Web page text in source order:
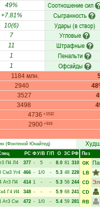
49% Соотношение сил
+7.81% Сыгранность
10(6) Удары (в створ)
7 Угловые
11 Штрафные
1 Пенальти
1 Офсайды
1184 млн.
2940
3527
3498
4736 +1532
2900 +919
(Фонтеной Юнайтед)
РC ФУ/В Г/П О ЗС РФ
П4 Л4 377 - 5 - 8.0 81 310
См3 Уг4 466 - 1/0 - 5.3 48 228
Ат3 П4 414 1 - - 5.3 58 244
Г4 И4 348 - - - 5.9 68 241
Ат3 См 472 - 1/0 - 5.4 59 281
Поз
GK
LB
CD
CD
RB